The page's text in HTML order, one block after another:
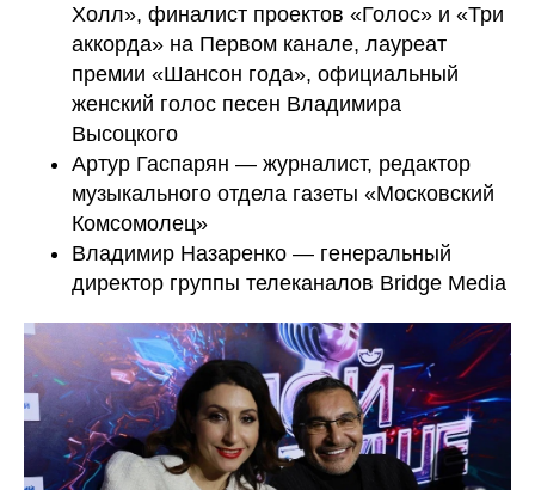
Холл», финалист проектов «Голос» и «Три
аккорда» на Первом канале, лауреат
премии «Шансон года», официальный
женский голос песен Владимира
Высоцкого
Артур Гаспарян — журналист, редактор
музыкального отдела газеты «Московский
Комсомолец»
Владимир Назаренко — генеральный
директор группы телеканалов Bridge Media